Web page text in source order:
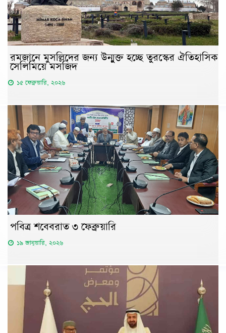
রমজানে মুসল্লিদের জন্য উন্মুক্ত হচ্ছে তুরস্কের ঐতিহাসিক
সেলিমিয়ে মসজিদ
১৫ ফেব্রুয়ারি, ২০২৬
পবিত্র শবেবরাত ৩ ফেব্রুয়ারি
১৯ জানুয়ারি, ২০২৬